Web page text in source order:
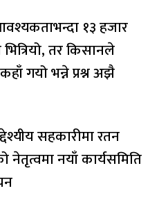
१३ हजार
तर किसानले
गयो भन्ने प्रश्न अझै
सहकारीमा रतन
नयाँ कार्यसमिति